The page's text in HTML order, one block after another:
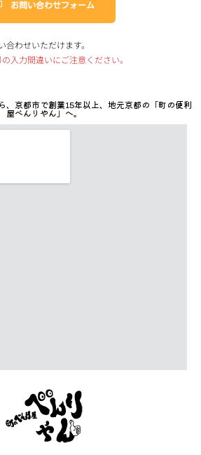
お問い合わせフォーム
合わせいただけます。
入力間違いにご注意ください。
、京都市で創業15年以上、地元京都の「町の便利
屋べんりやん」へ。